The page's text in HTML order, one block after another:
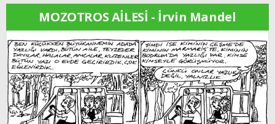
MOZOTROS AİLESİ - İrvin Mandel